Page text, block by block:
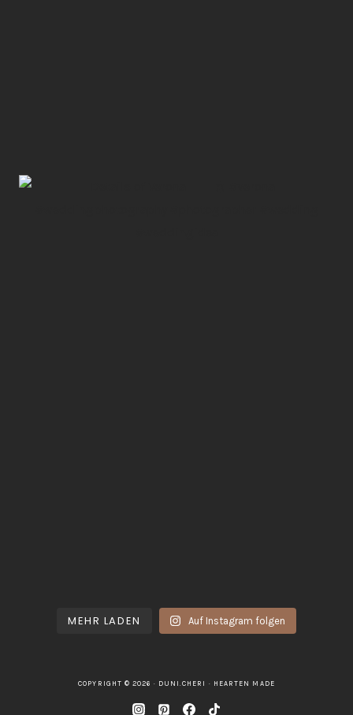
MEHR LADEN Auf Instagram folgen
COPYRIGHT © 2026 · DUNI.CHERI · HEARTEN MADE